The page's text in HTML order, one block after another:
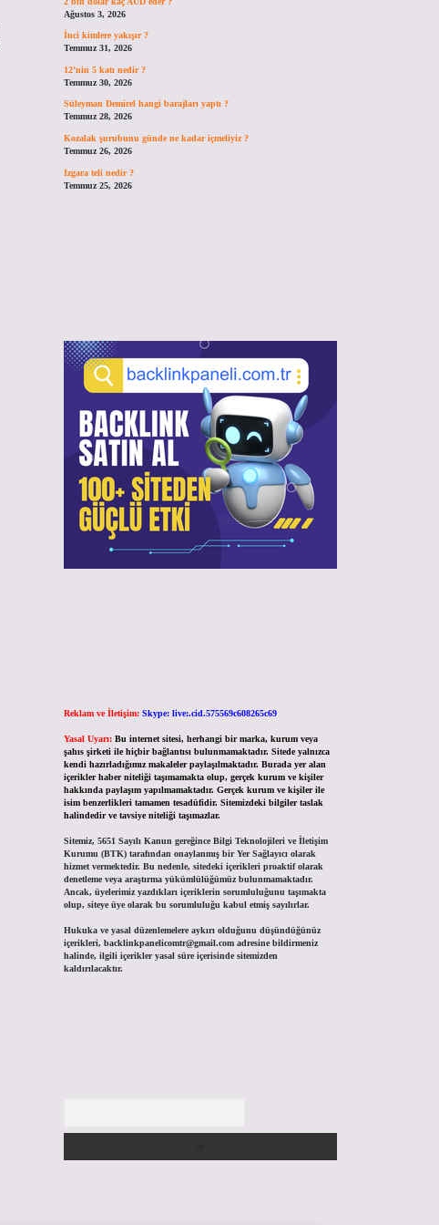
Ağustos 3, 2026
İnci kimlere yakışır ?
Temmuz 31, 2026
12’nin 5 katı nedir ?
Temmuz 30, 2026
Süleyman Demirel hangi barajları yaptı ?
Temmuz 28, 2026
Kozalak şurubunu günde ne kadar içmeliyiz ?
Temmuz 26, 2026
Izgara teli nedir ?
Temmuz 25, 2026
Reklam ve İletişim: Skype: live:.cid.575569c608265c69
Yasal Uyarı: Bu internet sitesi, herhangi bir marka, kurum veya
şahıs şirketi ile hiçbir bağlantısı bulunmamaktadır. Sitede yalnızca
kendi hazırladığımız makaleler paylaşılmaktadır. Burada yer alan
içerikler haber niteliği taşımamakta olup, gerçek kurum ve kişiler
hakkında paylaşım yapılmamaktadır. Gerçek kurum ve kişiler ile
isim benzerlikleri tamamen tesadüfidir. Sitemizdeki bilgiler taslak
halindedir ve tavsiye niteliği taşımazlar.
Sitemiz, 5651 Sayılı Kanun gereğince Bilgi Teknolojileri ve İletişim
Kurumu (BTK) tarafından onaylanmış bir Yer Sağlayıcı olarak
hizmet vermektedir. Bu nedenle, sitedeki içerikleri proaktif olarak
denetleme veya araştırma yükümlülüğümüz bulunmamaktadır.
Ancak, üyelerimiz yazdıkları içeriklerin sorumluluğunu taşımakta
olup, siteye üye olarak bu sorumluluğu kabul etmiş sayılırlar.
Hukuka ve yasal düzenlemelere aykırı olduğunu düşündüğünüz
içerikleri, backlinkpanelicomtr@gmail.comadresine bildirmeniz
halinde, ilgili içerikler yasal süre içerisinde sitemizden
kaldırılacaktır.